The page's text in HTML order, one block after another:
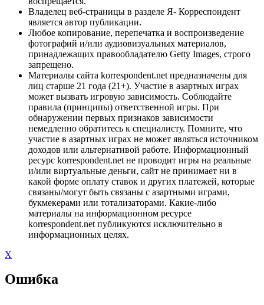
Владелец веб-страницы в разделе Я- Корреспондент
является автор публикации.
Любое копирование, перепечатка и воспроизведение
фотографий и/или аудиовизуальных материалов,
принадлежащих правообладателю Getty Images, строго
запрещено.
Материалы сайта korrespondent.net предназначены для
лиц старше 21 года (21+). Участие в азартных играх
может вызвать игровую зависимость. Соблюдайте
правила (принципы) ответственной игры. При
обнаружении первых признаков зависимости
немедленно обратитесь к специалисту. Помните, что
участие в азартных играх не может являться источником
доходов или альтернативой работе. Информационный
ресурс korrespondent.net не проводит игры на реальные
и/или виртуальные деньги, сайт не принимает ни в
какой форме оплату ставок и других платежей, которые
связаны/могут быть связаны с азартными играми,
букмекерами или тотализаторами. Какие-либо
материалы на информационном ресурсе
korrespondent.net публикуются исключительно в
информационных целях.
X
Ошибка